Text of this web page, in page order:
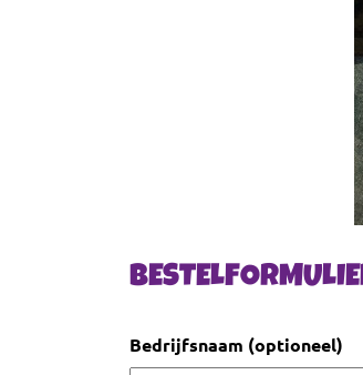
Bedrijfsnaam (optioneel)